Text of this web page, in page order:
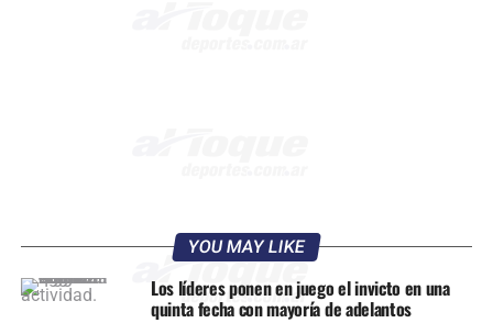
YOU MAY LIKE
Los líderes ponen en juego el invicto en una
quinta fecha con mayoría de adelantos